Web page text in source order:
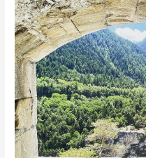
de
la
Traversée
des
Anges
à
Aussois